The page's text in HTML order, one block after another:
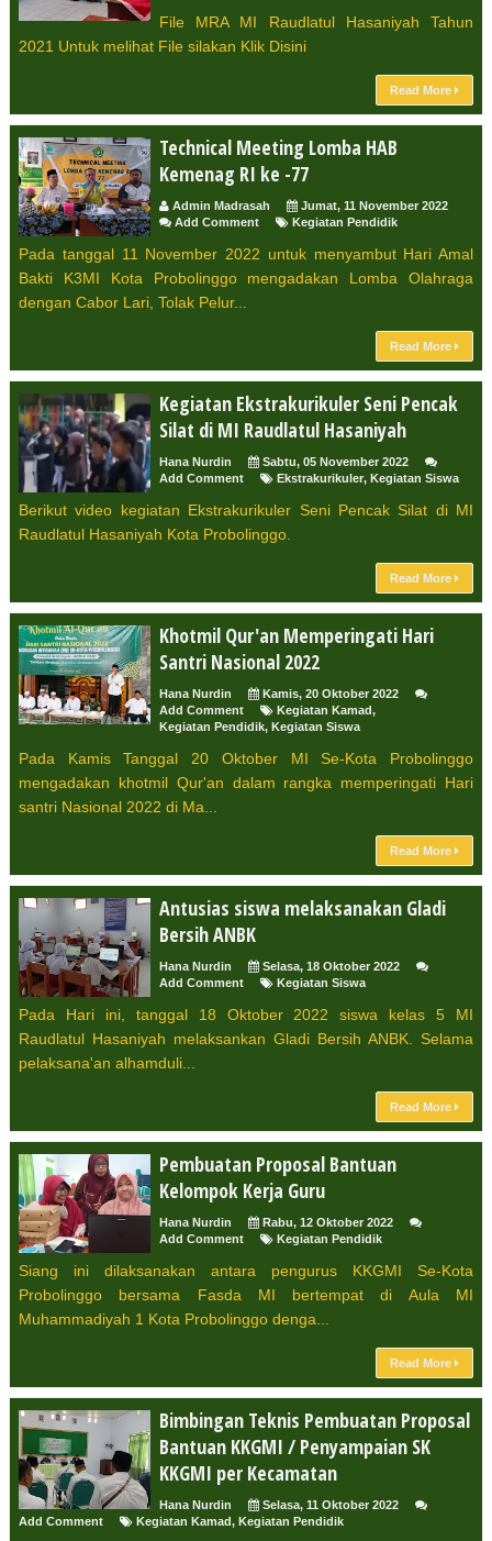
File MRA MI Raudlatul Hasaniyah Tahun
2021 Untuk melihat File silakan Klik Disini
Read More
Technical Meeting Lomba HAB
Kemenag RI ke -77
Admin Madrasah
Jumat, 11 November 2022
Add Comment
Kegiatan Pendidik
Pada tanggal 11 November 2022 untuk menyambut Hari Amal
Bakti K3MI Kota Probolinggo mengadakan Lomba Olahraga
dengan Cabor Lari, Tolak Pelur...
Read More
Kegiatan Ekstrakurikuler Seni Pencak
Silat di MI Raudlatul Hasaniyah
Hana Nurdin
Sabtu, 05 November 2022
Add Comment
Ekstrakurikuler, Kegiatan Siswa
Berikut video kegiatan Ekstrakurikuler Seni Pencak Silat di MI
Raudlatul Hasaniyah Kota Probolinggo.
Read More
Khotmil Qur'an Memperingati Hari
Santri Nasional 2022
Hana Nurdin
Kamis, 20 Oktober 2022
Add Comment
Kegiatan Kamad,
Kegiatan Pendidik, Kegiatan Siswa
Pada Kamis Tanggal 20 Oktober MI Se-Kota Probolinggo
mengadakan khotmil Qur'an dalam rangka memperingati Hari
santri Nasional 2022 di Ma...
Read More
Antusias siswa melaksanakan Gladi
Bersih ANBK
Hana Nurdin
Selasa, 18 Oktober 2022
Add Comment
Kegiatan Siswa
Pada Hari ini, tanggal 18 Oktober 2022 siswa kelas 5 MI
Raudlatul Hasaniyah melaksankan Gladi Bersih ANBK. Selama
pelaksana'an alhamduli...
Read More
Pembuatan Proposal Bantuan
Kelompok Kerja Guru
Hana Nurdin
Rabu, 12 Oktober 2022
Add Comment
Kegiatan Pendidik
Siang ini dilaksanakan antara pengurus KKGMI Se-Kota
Probolinggo bersama Fasda MI bertempat di Aula MI
Muhammadiyah 1 Kota Probolinggo denga...
Read More
Bimbingan Teknis Pembuatan Proposal
Bantuan KKGMI / Penyampaian SK
KKGMI per Kecamatan
Hana Nurdin
Selasa, 11 Oktober 2022
Add Comment
Kegiatan Kamad, Kegiatan Pendidik